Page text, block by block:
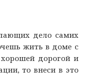
дело самих
жить в доме с
дорогой и
то внеси в это